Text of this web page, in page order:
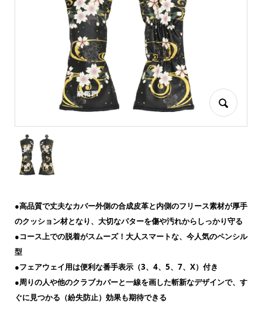
●高品質で丈夫なカバー外側の合成皮革と内側のフリース素材が厚手
のクッション材となり、大切なパターを傷や汚れからしっかり守る
●コース上での脱着がスムーズ！大人スマートな、今人気のペンシル
型
●フェアウェイ用は便利な番手表示（3、4、5、7、X）付き
●周りの人や他のクラブカバーと一線を画した斬新なデザインで、す
ぐに見つかる（紛失防止）効果も期待できる